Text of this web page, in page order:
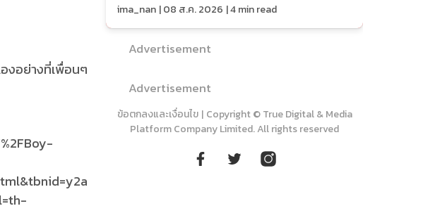
งอย่างที่เพื่อนๆ
ima_nan |08 ส.ค. 2026 |4min read
Advertisement
Advertisement
ข้อตกลงและเงื่อนไข | Copyright © True Digital & Media
Platform Company Limited. All rights reserved